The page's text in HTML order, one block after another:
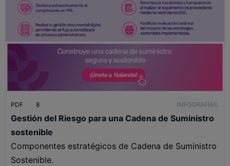
PDF 8 INFOGRAFÍAS
Gestión del Riesgo para una Cadena de Suministro
sostenible
Componentes estratégicos de Cadena de Suministro
Sostenible.